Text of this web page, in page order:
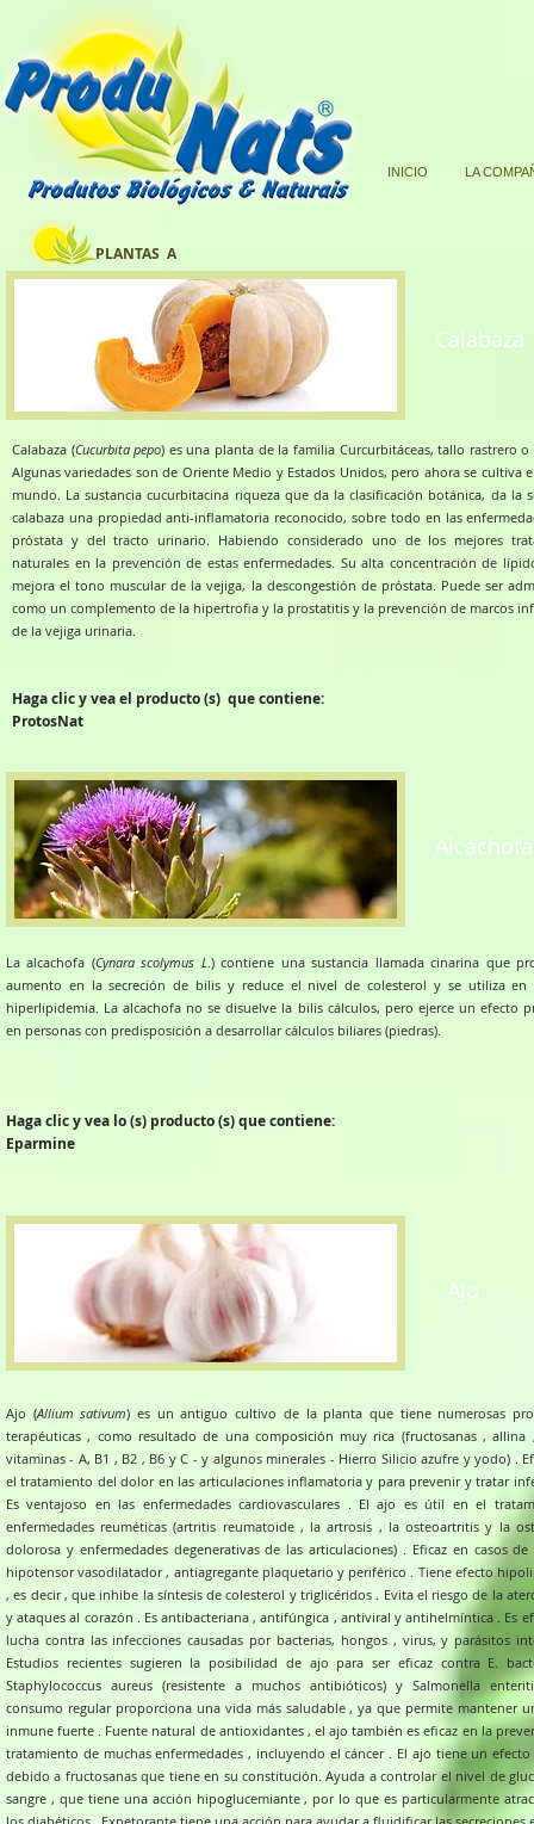
Calabaza
Alcachofa
PLANTAS A
Ajo
Ajo (Allium sativum) es un antiguo cultivo de la planta que tiene numerosas
terapéuticas , como resultado de una composición muy rica (fructosanas , allina
vitaminas - A, B1 , B2 , B6 y C - y algunos minerales - Hierro Silicio azufre y yodo) .
el tratamiento del dolor en las articulaciones inflamatoria y para prevenir y tratar
Es ventajoso en las enfermedades cardiovasculares . El ajo es útil en el
enfermedades reuméticas (artritis reumatoide , la artrosis , la osteoartritis y la
dolorosa y enfermedades degenerativas de las articulaciones) . Eficaz en casos de
hipotensor vasodilatador , antiagregante plaquetario y periférico . Tiene efecto
, es decir , que inhibe la síntesis de colesterol y triglicéridos . Evita el riesgo de la
y ataques al corazón . Es antibacteriana , antifúngica , antiviral y antihelmíntica . Es
lucha contra las infecciones causadas por bacterias, hongos , virus, y parásitos
Estudios recientes sugieren la posibilidad de ajo para ser eficaz contra E.
Staphylococcus aureus (resistente a muchos antibióticos) y Salmonella
consumo regular proporciona una vida más saludable , ya que permite mantener
inmune fuerte . Fuente natural de antioxidantes , el ajo también es eficaz en la
tratamiento de muchas enfermedades , incluyendo el cáncer . El ajo tiene un
debido a fructosanas que tiene en su constitución. Ayuda a controlar el nivel de
sangre , que tiene una acción hipoglucemiante , por lo que es particularmente
Calabaza (Cucurbita pepo) es una planta de la familia Curcurbitáceas, tallo rastrero o
Algunas variedades son de Oriente Medio y Estados Unidos, pero ahora se cultiva
mundo. La sustancia cucurbitacina riqueza que da la clasificación botánica, da la
calabaza una propiedad anti-inflamatoria reconocido, sobre todo en las
próstata y del tracto urinario. Habiendo considerado uno de los mejores
naturales en la prevención de estas enfermedades. Su alta concentración de
mejora el tono muscular de la vejiga, la descongestión de próstata. Puede ser
como un complemento de la hipertrofia y la prostatitis y la prevención de marcos
de la vejiga urinaria.
Haga clic y vea el producto (s) que contiene:
ProtosNat
La alcachofa (Cynara scolymus L.) contiene una sustancia llamada cinarina que
aumento en la secreción de bilis y reduce el nivel de colesterol y se utiliza en
hiperlipidemia. La alcachofa no se disuelve la bilis cálculos, pero ejerce un efecto
en personas con predisposición a desarrollar cálculos biliares (piedras).
Haga clic y vea lo (s) producto (s) que contiene:
Eparmine
LA
INICIO